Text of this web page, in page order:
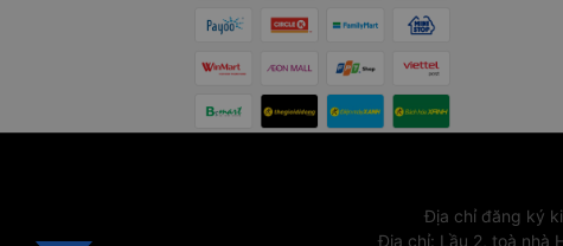
Địa chỉ đăng ký
Địa chỉ: Lầu 2, toà nhà